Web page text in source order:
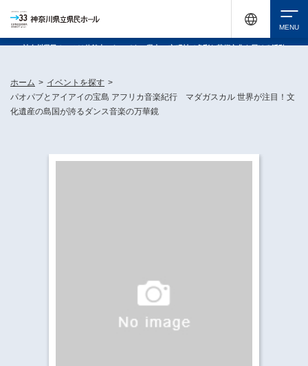
神奈川県民ホールは休館中においても、県内33市町村で多彩な芸術文化を届ける活動
ホーム > イベントを探す >
パオパブとアイアイの宝島 アフリカ音楽紀行 マダガスカル 世界が注目！文
化遺産の島国が誇るダンス音楽の万華鏡